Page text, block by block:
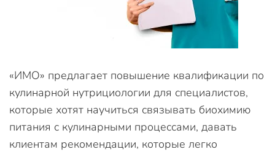
«ИМО» предлагает повышение квалификации по
кулинарной нутрициологии для специалистов,
которые хотят научиться связывать биохимию
питания с кулинарными процессами, давать
клиентам рекомендации, которые легко